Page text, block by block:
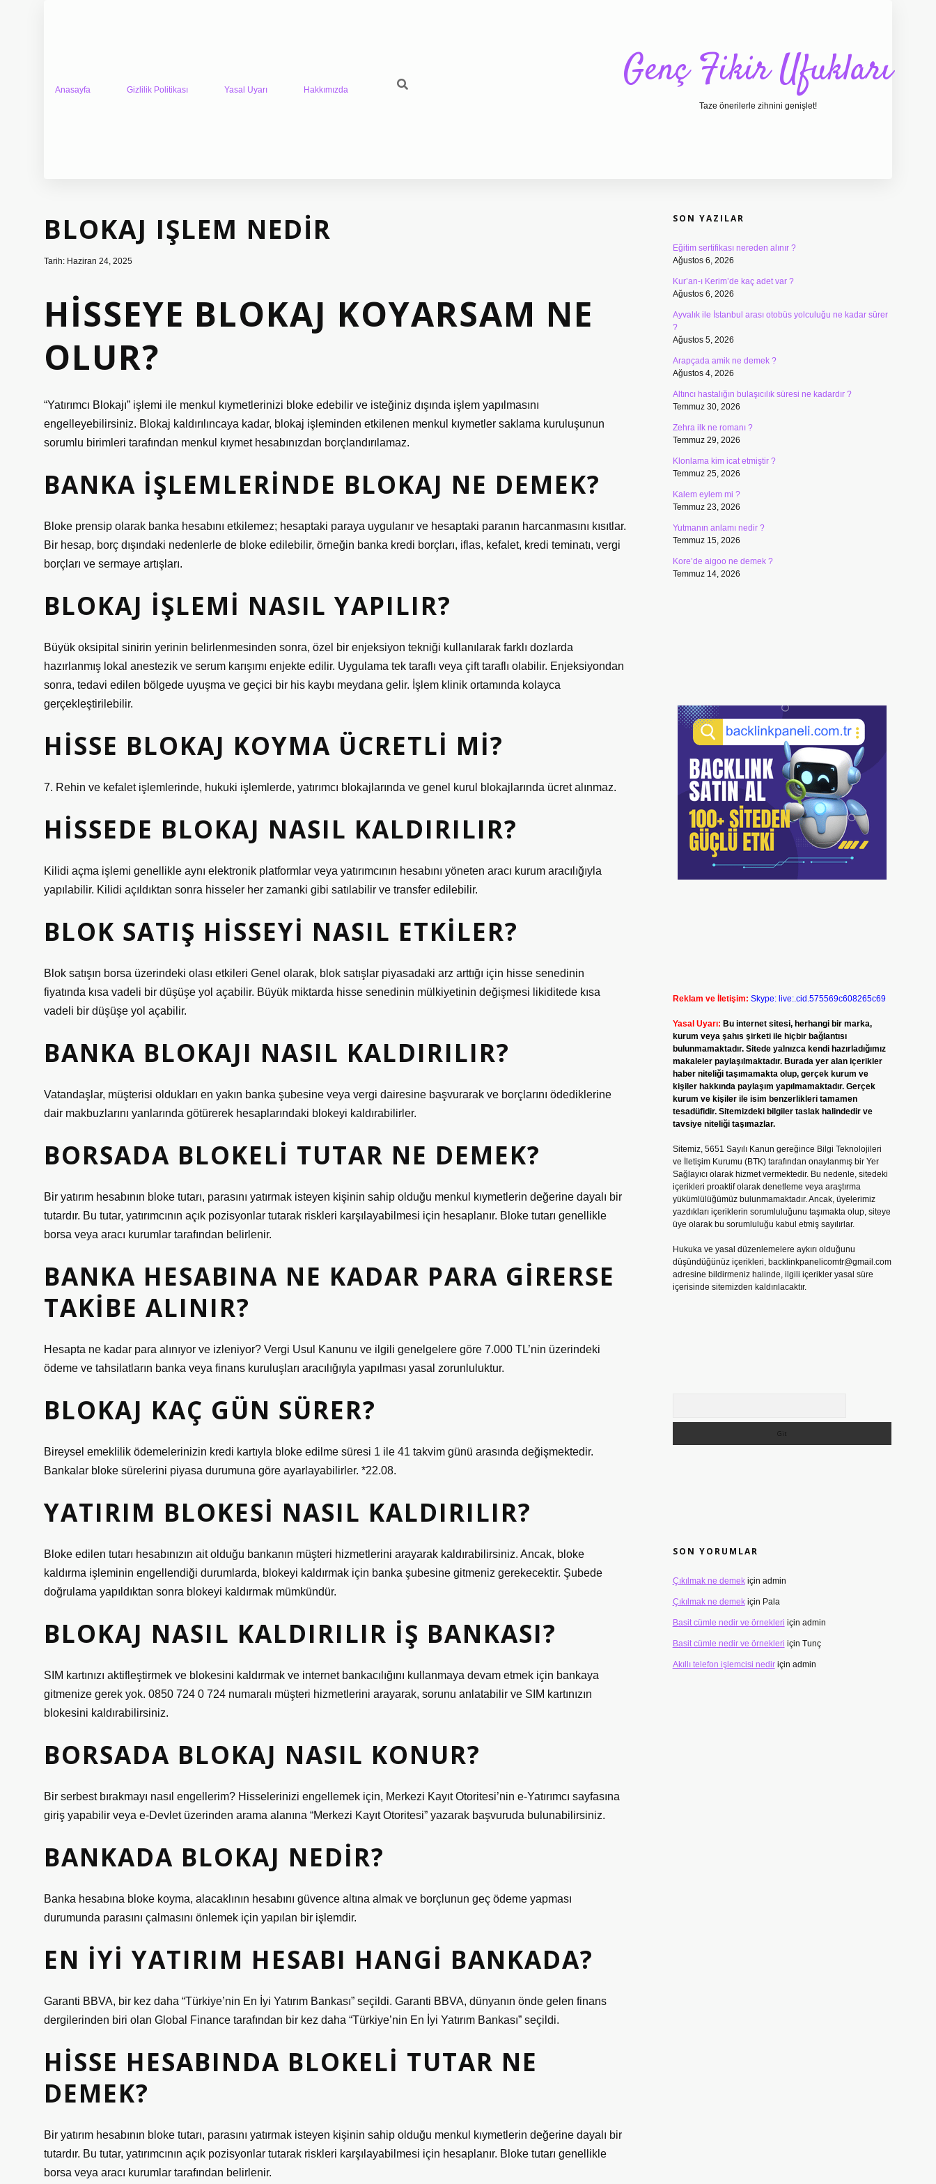
Anasayfa Gizlilik Politikası Yasal Uyarı Hakkımızda Genç Fikir Ufukları
Taze önerilerle zihnini genişlet!
BLOKAJ IŞLEM NEDIR
Tarih: Haziran 24, 2025
HISSEYE BLOKAJ KOYARSAM NE
OLUR?
“Yatırımcı Blokajı” işlemi ile menkul kıymetlerinizi bloke edebilir ve isteğiniz dışında işlem yapılmasını
engelleyebilirsiniz. Blokaj kaldırılıncaya kadar, blokaj işleminden etkilenen menkul kıymetler saklama kuruluşunun
sorumlu birimleri tarafından menkul kıymet hesabınızdan borçlandırılamaz.
BANKA IŞLEMLERINDE BLOKAJ NE DEMEK?
Bloke prensip olarak banka hesabını etkilemez; hesaptaki paraya uygulanır ve hesaptaki paranın harcanmasını kısıtlar.
Bir hesap, borç dışındaki nedenlerle de bloke edilebilir, örneğin banka kredi borçları, iflas, kefalet, kredi teminatı, vergi
borçları ve sermaye artışları.
BLOKAJ IŞLEMI NASIL YAPILIR?
Büyük oksipital sinirin yerinin belirlenmesinden sonra, özel bir enjeksiyon tekniği kullanılarak farklı dozlarda
hazırlanmış lokal anestezik ve serum karışımı enjekte edilir. Uygulama tek taraflı veya çift taraflı olabilir. Enjeksiyondan
sonra, tedavi edilen bölgede uyuşma ve geçici bir his kaybı meydana gelir. İşlem klinik ortamında kolayca
gerçekleştirilebilir.
HISSE BLOKAJ KOYMA ÜCRETLI MI?
7. Rehin ve kefalet işlemlerinde, hukuki işlemlerde, yatırımcı blokajlarında ve genel kurul blokajlarında ücret alınmaz.
HISSEDE BLOKAJ NASIL KALDIRILIR?
Kilidi açma işlemi genellikle aynı elektronik platformlar veya yatırımcının hesabını yöneten aracı kurum aracılığıyla
yapılabilir. Kilidi açıldıktan sonra hisseler her zamanki gibi satılabilir ve transfer edilebilir.
BLOK SATIŞ HISSEYI NASIL ETKILER?
Blok satışın borsa üzerindeki olası etkileri Genel olarak, blok satışlar piyasadaki arz arttığı için hisse senedinin
fiyatında kısa vadeli bir düşüşe yol açabilir. Büyük miktarda hisse senedinin mülkiyetinin değişmesi likiditede kısa
vadeli bir düşüşe yol açabilir.
BANKA BLOKAJI NASIL KALDIRILIR?
Vatandaşlar, müşterisi oldukları en yakın banka şubesine veya vergi dairesine başvurarak ve borçlarını ödediklerine
dair makbuzlarını yanlarında götürerek hesaplarındaki blokeyi kaldırabilirler.
BORSADA BLOKELI TUTAR NE DEMEK?
Bir yatırım hesabının bloke tutarı, parasını yatırmak isteyen kişinin sahip olduğu menkul kıymetlerin değerine dayalı bir
tutardır. Bu tutar, yatırımcının açık pozisyonlar tutarak riskleri karşılayabilmesi için hesaplanır. Bloke tutarı genellikle
borsa veya aracı kurumlar tarafından belirlenir.
BANKA HESABINA NE KADAR PARA GIRERSE
TAKIBE ALINIR?
Hesapta ne kadar para alınıyor ve izleniyor? Vergi Usul Kanunu ve ilgili genelgelere göre 7.000 TL’nin üzerindeki
ödeme ve tahsilatların banka veya finans kuruluşları aracılığıyla yapılması yasal zorunluluktur.
BLOKAJ KAÇ GÜN SÜRER?
Bireysel emeklilik ödemelerinizin kredi kartıyla bloke edilme süresi 1 ile 41 takvim günü arasında değişmektedir.
Bankalar bloke sürelerini piyasa durumuna göre ayarlayabilirler. *22.08.
YATIRIM BLOKESI NASIL KALDIRILIR?
Bloke edilen tutarı hesabınızın ait olduğu bankanın müşteri hizmetlerini arayarak kaldırabilirsiniz. Ancak, bloke
kaldırma işleminin engellendiği durumlarda, blokeyi kaldırmak için banka şubesine gitmeniz gerekecektir. Şubede
doğrulama yapıldıktan sonra blokeyi kaldırmak mümkündür.
BLOKAJ NASIL KALDIRILIR İŞ BANKASI?
SIM kartınızı aktifleştirmek ve blokesini kaldırmak ve internet bankacılığını kullanmaya devam etmek için bankaya
gitmenize gerek yok. 0850 724 0 724 numaralı müşteri hizmetlerini arayarak, sorunu anlatabilir ve SIM kartınızın
blokesini kaldırabilirsiniz.
BORSADA BLOKAJ NASIL KONUR?
Bir serbest bırakmayı nasıl engellerim? Hisselerinizi engellemek için, Merkezi Kayıt Otoritesi’nin e-Yatırımcı sayfasına
giriş yapabilir veya e-Devlet üzerinden arama alanına “Merkezi Kayıt Otoritesi” yazarak başvuruda bulunabilirsiniz.
BANKADA BLOKAJ NEDIR?
Banka hesabına bloke koyma, alacaklının hesabını güvence altına almak ve borçlunun geç ödeme yapması
durumunda parasını çalmasını önlemek için yapılan bir işlemdir.
EN IYI YATIRIM HESABI HANGI BANKADA?
Garanti BBVA, bir kez daha “Türkiye’nin En İyi Yatırım Bankası” seçildi. Garanti BBVA, dünyanın önde gelen finans
dergilerinden biri olan Global Finance tarafından bir kez daha “Türkiye’nin En İyi Yatırım Bankası” seçildi.
HISSE HESABINDA BLOKELI TUTAR NE
DEMEK?
Bir yatırım hesabının bloke tutarı, parasını yatırmak isteyen kişinin sahip olduğu menkul kıymetlerin değerine dayalı bir
tutardır. Bu tutar, yatırımcının açık pozisyonlar tutarak riskleri karşılayabilmesi için hesaplanır. Bloke tutarı genellikle
borsa veya aracı kurumlar tarafından belirlenir.
SON YAZILAR
Eğitim sertifikası nereden alınır ?
Ağustos 6, 2026
Kur’an-ı Kerim’de kaç adet var ?
Ağustos 6, 2026
Ayvalık ile İstanbul arası otobüs yolculuğu ne kadar sürer
?
Ağustos 5, 2026
Arapçada amik ne demek ?
Ağustos 4, 2026
Altıncı hastalığın bulaşıcılık süresi ne kadardır ?
Temmuz 30, 2026
Zehra ilk ne romanı ?
Temmuz 29, 2026
Klonlama kim icat etmiştir ?
Temmuz 25, 2026
Kalem eylem mi ?
Temmuz 23, 2026
Yutmanın anlamı nedir ?
Temmuz 15, 2026
Kore’de aigoo ne demek ?
Temmuz 14, 2026
Reklam ve İletişim: Skype: live:.cid.575569c608265c69
Yasal Uyarı: Bu internet sitesi, herhangi bir marka,
kurum veya şahıs şirketi ile hiçbir bağlantısı
bulunmamaktadır. Sitede yalnızca kendi hazırladığımız
makaleler paylaşılmaktadır. Burada yer alan içerikler
haber niteliği taşımamakta olup, gerçek kurum ve
kişiler hakkında paylaşım yapılmamaktadır. Gerçek
kurum ve kişiler ile isim benzerlikleri tamamen
tesadüfidir. Sitemizdeki bilgiler taslak halindedir ve
tavsiye niteliği taşımazlar.
Sitemiz, 5651 Sayılı Kanun gereğince Bilgi Teknolojileri
ve İletişim Kurumu (BTK) tarafından onaylanmış bir Yer
Sağlayıcı olarak hizmet vermektedir. Bu nedenle, sitedeki
içerikleri proaktif olarak denetleme veya araştırma
yükümlülüğümüz bulunmamaktadır. Ancak, üyelerimiz
yazdıkları içeriklerin sorumluluğunu taşımakta olup, siteye
üye olarak bu sorumluluğu kabul etmiş sayılırlar.
Hukuka ve yasal düzenlemelere aykırı olduğunu
düşündüğünüz içerikleri, backlinkpanelicomtr@gmail.com
adresine bildirmeniz halinde, ilgili içerikler yasal süre
içerisinde sitemizden kaldırılacaktır.
SON YORUMLAR
Çıkılmak ne demekiçin admin
Çıkılmak ne demekiçin Pala
Basit cümle nedir ve örnekleri için admin
Basit cümle nedir ve örnekleri için Tunç
Akıllı telefon işlemcisi nediriçin admin